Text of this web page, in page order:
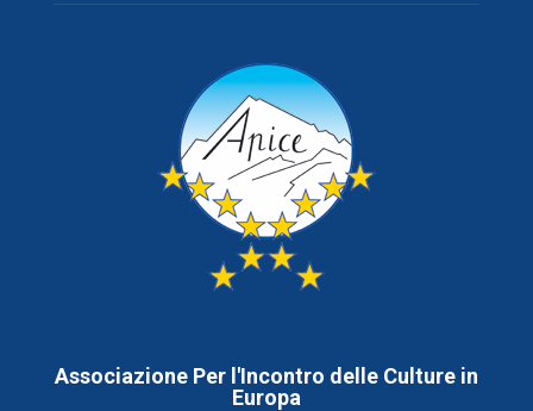
Associazione Per l'Incontro delle Culture in
Europa